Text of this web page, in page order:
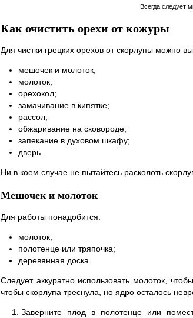
Всегда следует
Как очистить орехи от кожуры
Для чистки грецких орехов от скорлупы можно
мешочек и молоток;
молоток;
орехокол;
замачивание в кипятке;
рассол;
обжаривание на сковороде;
запекание в духовом шкафу;
дверь.
Ни в коем случае не пытайтесь расколоть
Мешочек и молоток
Для работы понадобится:
молоток;
полотенце или тряпочка;
деревянная доска.
Следует аккуратно использовать молоток,
чтобы скорлупа треснула, но ядро осталось
Заверните плод в полотенце или